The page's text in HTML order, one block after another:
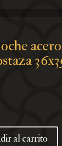
acero
al carrito